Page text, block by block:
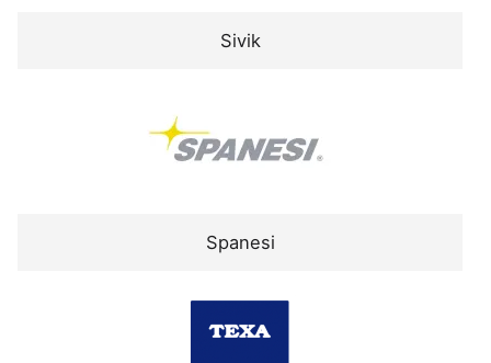
Sivik
Spanesi